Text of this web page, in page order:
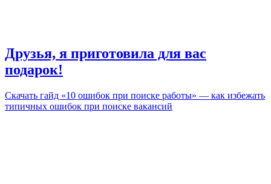
Друзья, я приготовила для вас
подарок!
Скачать гайд «10 ошибок при поиске работы» — как избежать
типичных ошибок при поиске вакансий